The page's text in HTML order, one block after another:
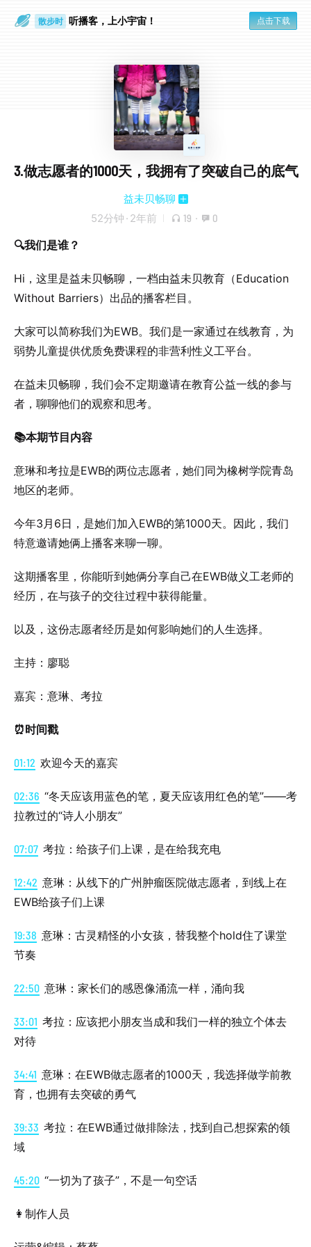
散步时 听播客，上小宇宙！ 点击下载
3.做志愿者的1000天，我拥有了突破自己的底气
益未贝畅聊
52分钟 · 2年前 19 · 0
🔍我们是谁？
Hi，这里是益未贝畅聊，一档由益未贝教育（Education
Without Barriers）出品的播客栏目。
大家可以简称我们为EWB。我们是一家通过在线教育，为
弱势儿童提供优质免费课程的非营利性义工平台。
在益未贝畅聊，我们会不定期邀请在教育公益一线的参与
者，聊聊他们的观察和思考。
📚本期节目内容
意琳和考拉是EWB的两位志愿者，她们同为橡树学院青岛
地区的老师。
今年3月6日，是她们加入EWB的第1000天。因此，我们
特意邀请她俩上播客来聊一聊。
这期播客里，你能听到她俩分享自己在EWB做义工老师的
经历，在与孩子的交往过程中获得能量。
以及，这份志愿者经历是如何影响她们的人生选择。
主持：廖聪
嘉宾：意琳、考拉
⏰时间戳
01:12 欢迎今天的嘉宾
02:36 “冬天应该用蓝色的笔，夏天应该用红色的笔”——考
拉教过的“诗人小朋友”
07:07 考拉：给孩子们上课，是在给我充电
12:42 意琳：从线下的广州肿瘤医院做志愿者，到线上在
EWB给孩子们上课
19:38 意琳：古灵精怪的小女孩，替我整个hold住了课堂
节奏
22:50 意琳：家长们的感恩像涌流一样，涌向我
33:01 考拉：应该把小朋友当成和我们一样的独立个体去
对待
34:41 意琳：在EWB做志愿者的1000天，我选择做学前教
育，也拥有去突破的勇气
39:33 考拉：在EWB通过做排除法，找到自己想探索的领
域
45:20 “一切为了孩子”，不是一句空话
👩制作人员